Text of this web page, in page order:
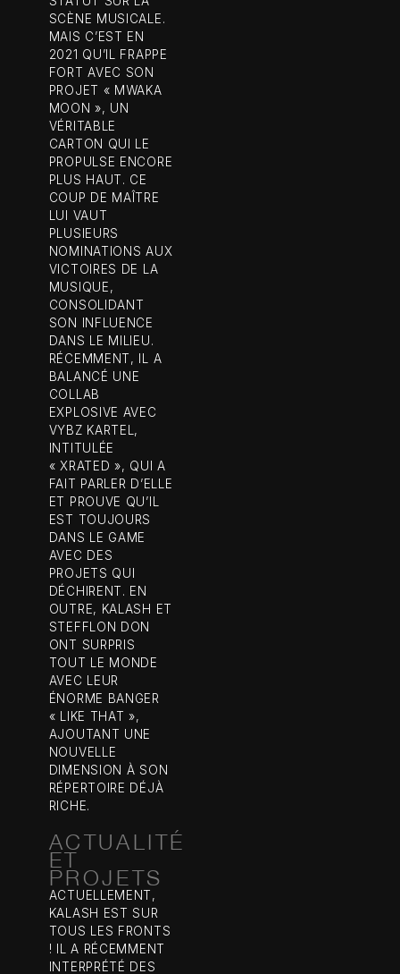
SCÈNE MUSICALE.
MAIS C’EST EN
2021 QU’IL FRAPPE
FORT AVEC SON
PROJET « MWAKA
MOON », UN
VÉRITABLE
CARTON QUI LE
PROPULSE ENCORE
PLUS HAUT. CE
COUP DE MAÎTRE
LUI VAUT
PLUSIEURS
NOMINATIONS AUX
VICTOIRES DE LA
MUSIQUE,
CONSOLIDANT
SON INFLUENCE
DANS LE MILIEU.
RÉCEMMENT, IL A
BALANCÉ UNE
COLLAB
EXPLOSIVE AVEC
VYBZ KARTEL,
INTITULÉE
« XRATED », QUI A
FAIT PARLER D’ELLE
ET PROUVE QU’IL
EST TOUJOURS
DANS LE GAME
AVEC DES
PROJETS QUI
DÉCHIRENT. EN
OUTRE, KALASH ET
STEFFLON DON
ONT SURPRIS
TOUT LE MONDE
AVEC LEUR
ÉNORME BANGER
« LIKE THAT »,
AJOUTANT UNE
NOUVELLE
DIMENSION À SON
RÉPERTOIRE DÉJÀ
RICHE.
ACTUALITÉ
ET
PROJETS
ACTUELLEMENT,
KALASH EST SUR
TOUS LES FRONTS
! IL A RÉCEMMENT
INTERPRÉTÉ DES